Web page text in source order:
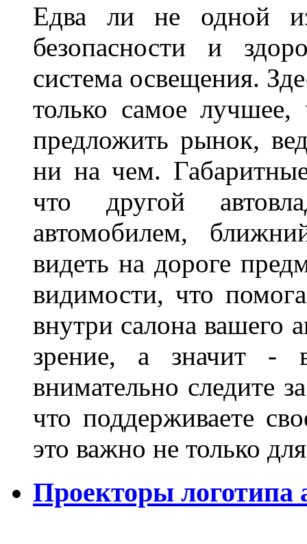
Едва ли не одной
безопасности и
система освещения.
только самое
предложить рынок,
ни на чем.
что другой
автомобилем,
видеть на дороге
видимости, что
внутри салона вашего
зрение, а значит -
внимательно следите
что поддерживаете
это важно не только
Проекторы логотипа